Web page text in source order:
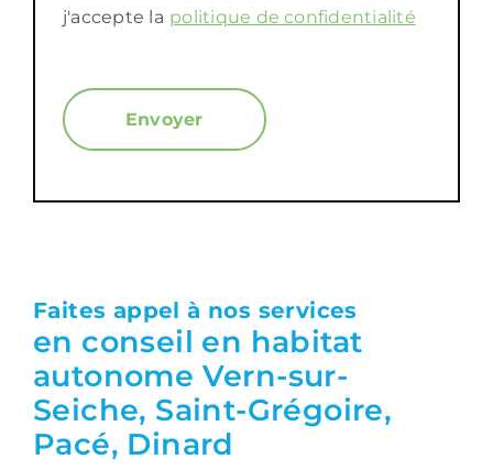
j'accepte la politique de confidentialité
Faites appel à nos services
en conseil en habitat
autonome Vern-sur-
Seiche, Saint-Grégoire,
Pacé, Dinard